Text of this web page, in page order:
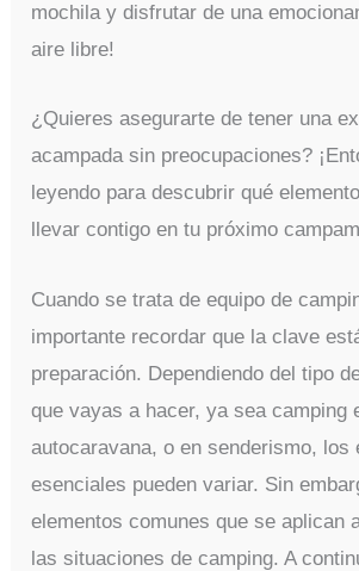
mochila y disfrutar de una
aire libre!
¿Quieres asegurarte de tener una
acampada sin preocupaciones?
leyendo para descubrir qué
llevar contigo en tu próximo
Cuando se trata de equipo de
importante recordar que la clave
preparación. Dependiendo del tipo
que vayas a hacer, ya sea camping
autocaravana, o en senderismo, los
esenciales pueden variar. Sin
elementos comunes que se aplican
las situaciones de camping. A